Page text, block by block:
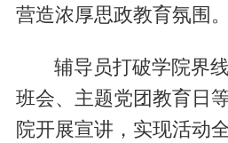
营造浓厚思政教育氛围。
辅导员打破学院界
班会、主题党团教育日
院开展宣讲，实现活动